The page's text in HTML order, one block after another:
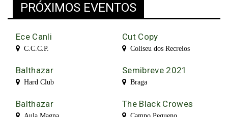
PRÓXIMOS EVENTOS
Ece Canli
C.C.C.P.
Cut Copy
Coliseu dos Recreios
Balthazar
Hard Club
Semibreve 2021
Braga
Balthazar The Black Crowes